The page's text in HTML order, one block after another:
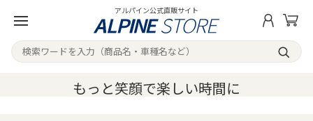
アルパイン公式直販サイト
もっと笑顔で楽しい時間に